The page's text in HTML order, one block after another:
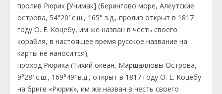
пролив Рюрик [Унимак] (Берингово море, Алеутские
острова, 54°20′ с.ш., 165° з.д., пролив открыт в 1817
году О. Е. Коцебу, им же назван в честь своего
корабля, в настоящее время русское название на
карты не наносится);
проход Рюрика (Тихий океан, Маршалловы Острова,
9°28′ с.ш., 169°49′ в.д., открыт в 1817 году О. Е. Коцебу
на бриге «Рюрик», им же назван в честь своего